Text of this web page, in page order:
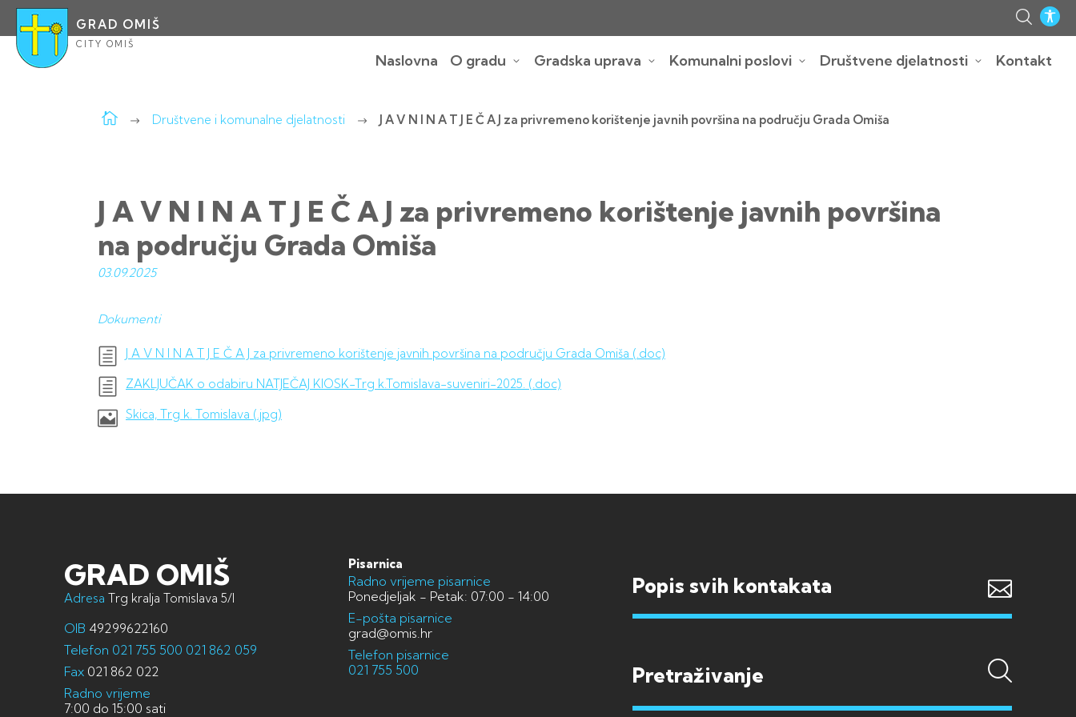
GRAD OMIŠ
CITY OMIŠ
Naslovna O gradu Gradska uprava Komunalni poslovi Društvene djelatnosti Kontakt
Društvene i komunalne djelatnosti J A V N I N A T J E Č A J za privremeno korištenje javnih površina na području Grada Omiša
J A V N I N A T J E Č A J za privremeno korištenje javnih površina
na području Grada Omiša
03.09.2025
Dokumenti
J A V N I N A T J E Č A J za privremeno korištenje javnih površina na području Grada Omiša (.doc)
ZAKLJUČAK o odabiru NATJEČAJ KIOSK-Trg k.Tomislava-suveniri-2025. (.doc)
Skica, Trg k. Tomislava (.jpg)
GRAD OMIŠ
Adresa Trg kralja Tomislava 5/I
OIB 49299622160
Telefon 021 755 500 021 862 059
Fax 021 862 022
Radno vrijeme
7:00 do 15:00 sati
Pisarnica
Radno vrijeme pisarnice
Ponedjeljak - Petak: 07:00 - 14:00
E-pošta pisarnice
grad@omis.hr
Telefon pisarnice
021 755 500
Popis svih kontakata